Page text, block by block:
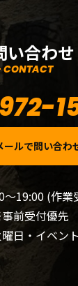
い合わせ
ールで問い合わ
～19:00 (作
前受付優先
曜日・イベン